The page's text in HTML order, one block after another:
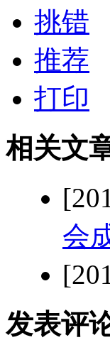
挑错
推荐
打印
相关文
会
发表评